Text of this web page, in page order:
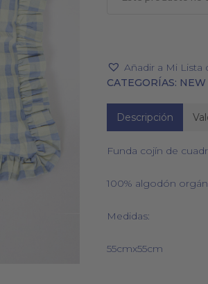
PAÑUELOS
CALCETINES
Añadir a Mi Lista
CATEGORÍAS: NEW
Descripción
Funda cojín de
100% algodón
Medidas:
55cmx55cm